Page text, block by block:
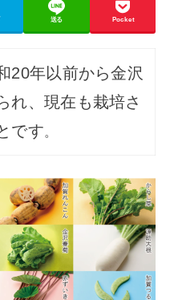
送る Pocket
20年以前から金沢
れ、現在も栽培さ
です。